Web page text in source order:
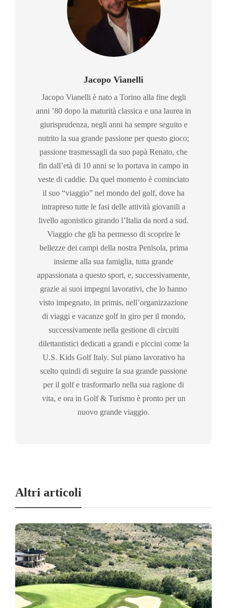
Jacopo Vianelli
Jacopo Vianelli è nato a Torino alla fine degli
anni ’80 dopo la maturità classica e una laurea in
giurisprudenza, negli anni ha sempre seguito e
nutrito la sua grande passione per questo gioco;
passione trasmessagli da suo papà Renato, che
fin dall’età di 10 anni se lo portava in campo in
veste di caddie. Da quel momento è cominciato
il suo “viaggio” nel mondo del golf, dove ha
intrapreso tutte le fasi delle attività giovanili a
livello agonistico girando l’Italia da nord a sud.
Viaggio che gli ha permesso di scoprire le
bellezze dei campi della nostra Penisola, prima
insieme alla sua famiglia, tutta grande
appassionata a questo sport, e, successivamente,
grazie ai suoi impegni lavorativi, che lo hanno
visto impegnato, in primis, nell’organizzazione
di viaggi e vacanze golf in giro per il mondo,
successivamente nella gestione di circuiti
dilettantistici dedicati a grandi e piccini come la
U.S. Kids Golf Italy. Sul piano lavorativo ha
scelto quindi di seguire la sua grande passione
per il golf e trasformarlo nella sua ragione di
vita, e ora in Golf & Turismo è pronto per un
nuovo grande viaggio.
Altri articoli